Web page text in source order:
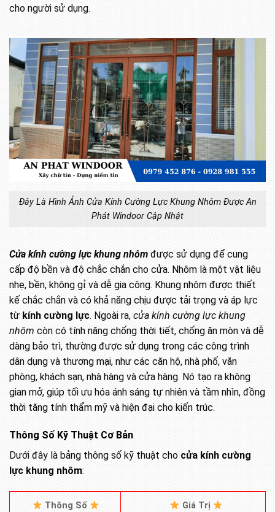
cho người sử dụng.
Đây Là Hình Ảnh Cửa Kính Cường Lực Khung Nhôm Được An
Phát Windoor Cập Nhật
Cửa kính cường lực khung nhôm được sử dụng để cung
cấp độ bền và độ chắc chắn cho cửa. Nhôm là một vật liệu
nhẹ, bền, không gỉ và dễ gia công. Khung nhôm được thiết
kế chắc chắn và có khả năng chịu được tải trọng và áp lực
từ kính cường lực. Ngoài ra,cửa kính cường lực khung
nhôm còn có tính năng chống thời tiết, chống ăn mòn và dễ
dàng bảo trì, thường được sử dụng trong các công trình
dân dụng và thương mại, như các căn hộ, nhà phố, văn
phòng, khách sạn, nhà hàng và cửa hàng. Nó tạo ra không
gian mở, giúp tối ưu hóa ánh sáng tự nhiên và tầm nhìn, đồng
thời tăng tính thẩm mỹ và hiện đại cho kiến trúc.
Thông Số Kỹ Thuật Cơ Bản
Dưới đây là bảng thông số kỹ thuật cho cửa kính cường
lực khung nhôm:
Thông Số Giá Trị